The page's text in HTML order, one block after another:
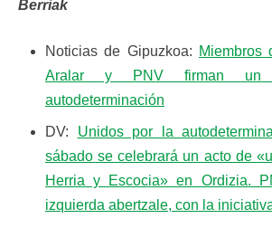
Berriak
Noticias de Gipuzkoa: Miembros
Aralar y PNV firman
autodeterminación
DV: Unidos por la
sábado se celebrará un acto de
Herria y Escocia» en Ordizia.
izquierda abertzale, con la